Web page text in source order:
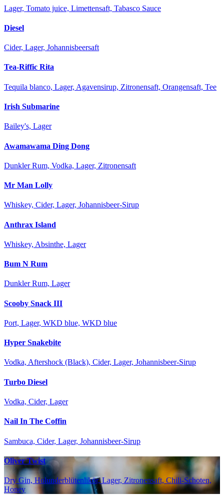
Lager, Tomato juice, Limettensaft, Tabasco Sauce
Diesel
Cider, Lager, Johannisbeersaft
Tea-Riffic Rita
Tequila blanco, Lager, Agavensirup, Zitronensaft, Orangensaft, Tee
Irish Submarine
Bailey's, Lager
Awamawama Ding Dong
Dunkler Rum, Vodka, Lager, Zitronensaft
Mr Man Lolly
Whiskey, Cider, Lager, Johannisbeer-Sirup
Anthrax Island
Whiskey, Absinthe, Lager
Bum N Rum
Dunkler Rum, Lager
Scooby Snack III
Port, Lager, WKD blue, WKD blue
Hyper Snakebite
Vodka, Aftershock (Black), Cider, Lager, Johannisbeer-Sirup
Turbo Diesel
Vodka, Cider, Lager
Nail In The Coffin
Sambuca, Cider, Lager, Johannisbeer-Sirup
Oliver Twist
Dry Gin, Holunderblütenlikör, Lager, Zitronensaft, Chili-Schoten,
Honey